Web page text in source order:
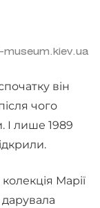
він
чого
І лише 1989
Марії
дарувала